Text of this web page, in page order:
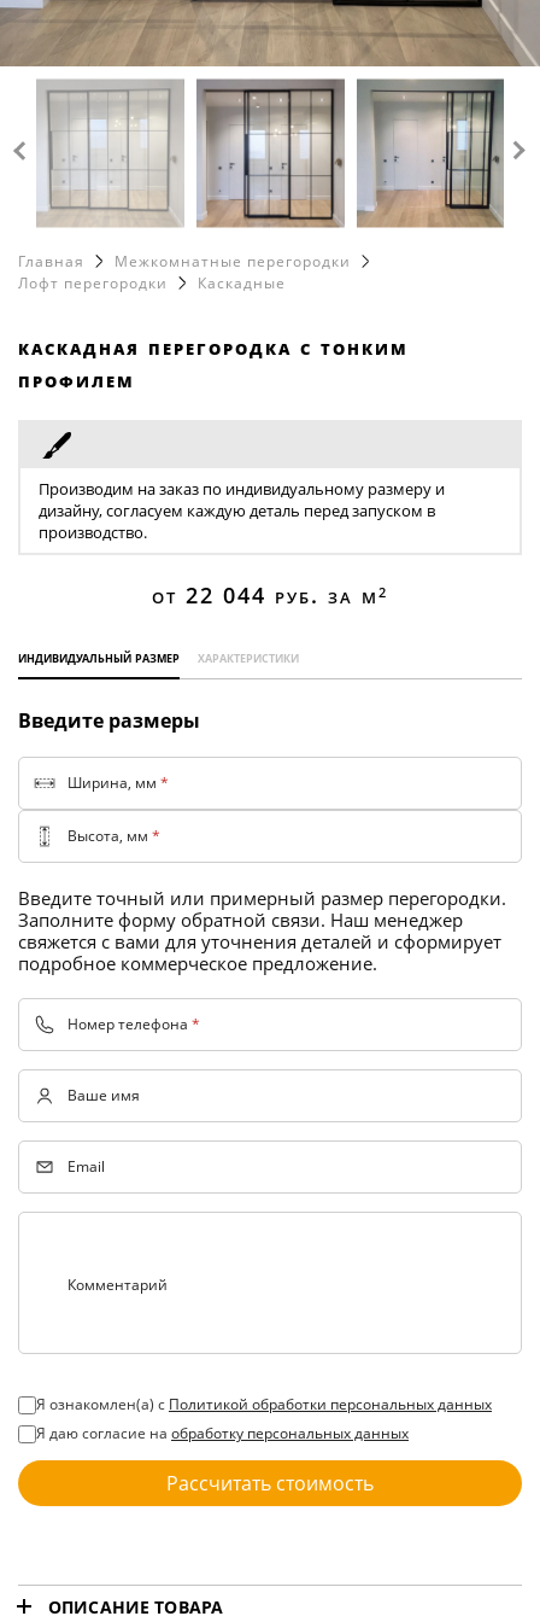
каталог
Лофт перегородки
Металлические перегородки
Стеклянные перегородки
Матовые перегородки
Офисные перегородки
Перегородки в гостиную
Перегородки для гардеробной
Цветные перегородки
Цельностеклянные перегородки
Полки
Рабочие столы
Корпусная мебель
Зеркала
8 499 216 63 97
8 965 412 87 86
info@loftcase.ru
Главная
Межкомнатные перегородки
Лофт перегородки
Каскадные
каскадная перегородка с тонким
профилем
Производим на заказ по индивидуальному размеру и
дизайну, согласуем каждую деталь перед запуском в
производство.
от 22 044 руб. за м 2
индивидуальный размер характеристики
Введите размеры
Ширина, мм *
Высота, мм *
Введите точный или примерный размер перегородки.
Заполните форму обратной связи. Наш менеджер
свяжется с вами для уточнения деталей и сформирует
подробное коммерческое предложение.
Номер телефона *
Ваше имя
Email
Комментарий
Я ознакомлен(а) с Политикой обработки персональных данных
Я даю согласие на обработку персональных данных
Рассчитать стоимость
ОПИСАНИЕ ТОВАРА